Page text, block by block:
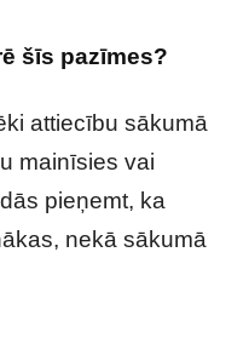
šīs pazīmes?
attiecību sākumā
mainīsies vai
pieņemt, ka
nekā sākumā